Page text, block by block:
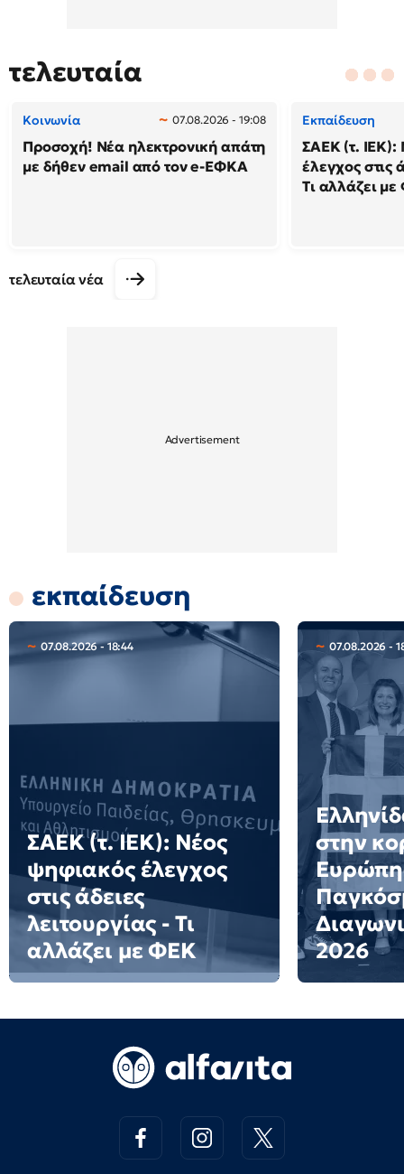
τελευταία
Κοινωνία 07.08.2026 - 19:08
Προσοχή! Νέα ηλεκτρονική απάτη
με δήθεν email από τον e-ΕΦΚΑ
Εκπαίδευση
ΣΑΕΚ (τ. ΙΕΚ):
έλεγχος στις
Τι αλλάζει
τελευταία νέα
εκπαίδευση
07.08.2026 - 18:44
ΣΑΕΚ (τ. ΙΕΚ): Νέος
ψηφιακός έλεγχος
στις άδειες
λειτουργίας - Τι
αλλάζει με ΦΕΚ
07.08.2026 -
στην
2026